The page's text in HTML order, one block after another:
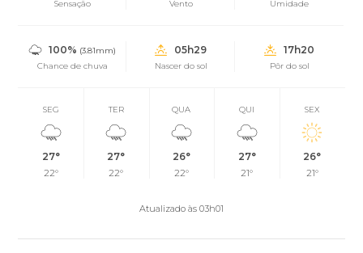
Sensação Vento Umidade
100% (3.81mm)
Chance de chuva
05h29
Nascer do sol
17h20
Pôr do sol
SEG
27°
22°
TER
27°
22°
QUA
26°
22°
QUI
27°
21°
SEX
26°
21°
Atualizado às 03h01